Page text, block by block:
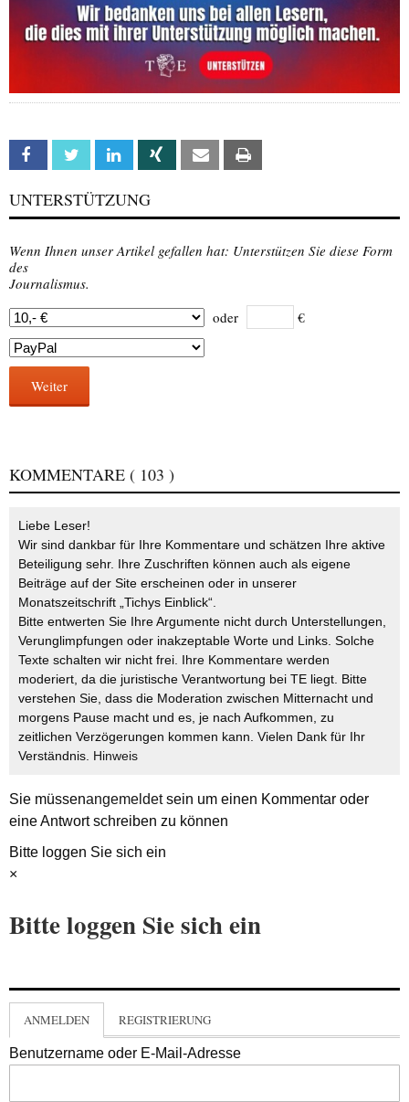
Facebook Twitter Linkedin Xing Email
UNTERSTÜTZUNG
Wenn Ihnen unser Artikel gefallen hat: Unterstützen Sie diese Form
des
Journalismus.
oder
€
Weiter
KOMMENTARE ( 103 )
Liebe Leser!
Wir sind dankbar für Ihre Kommentare und schätzen Ihre aktive
Beteiligung sehr. Ihre Zuschriften können auch als eigene
Beiträge auf der Site erscheinen oder in unserer
Monatszeitschrift „Tichys Einblick“.
Bitte entwerten Sie Ihre Argumente nicht durch Unterstellungen,
Verunglimpfungen oder inakzeptable Worte und Links. Solche
Texte schalten wir nicht frei. Ihre Kommentare werden
moderiert, da die juristische Verantwortung bei TE liegt. Bitte
verstehen Sie, dass die Moderation zwischen Mitternacht und
morgens Pause macht und es, je nach Aufkommen, zu
zeitlichen Verzögerungen kommen kann. Vielen Dank für Ihr
Verständnis. Hinweis
Sie müssenangemeldetsein um einen Kommentar oder
eine Antwort schreiben zu können
Bitte loggen Sie sich ein
×
Bitte loggen Sie sich ein
ANMELDEN REGISTRIERUNG
Benutzername oder E-Mail-Adresse